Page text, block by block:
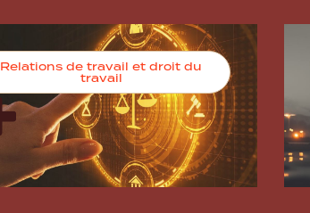
Relations de travail et droit du
travail